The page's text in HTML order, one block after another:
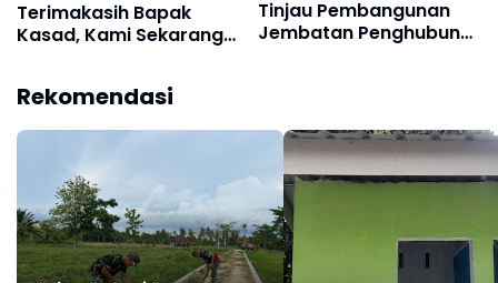
Terimakasih Bapak
Kasad, Kami Sekarang
Tinjau Pembangunan
Jembatan Penghubung
Rekomendasi